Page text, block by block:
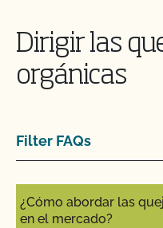
Dirigir las
orgánicas
Filter FAQs
¿Cómo abordar las
en el mercado?